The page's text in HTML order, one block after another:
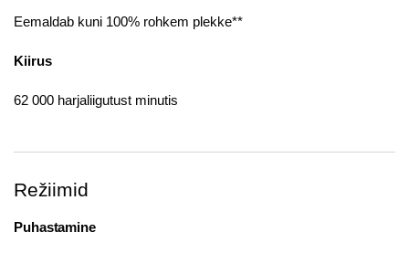
Eemaldab kuni 100% rohkem plekke**
Kiirus
62 000 harjaliigutust minutis
Režiimid
Puhastamine